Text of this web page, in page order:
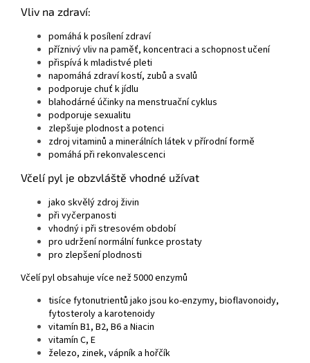
Vliv na zdraví:
pomáhá k posílení zdraví
příznivý vliv na paměť, koncentraci a schopnost učení
přispívá k mladistvé pleti
napomáhá zdraví kostí, zubů a svalů
podporuje chuť k jídlu
blahodárné účinky na menstruační cyklus
podporuje sexualitu
zlepšuje plodnost a potenci
zdroj vitaminů a minerálních látek v přírodní formě
pomáhá při rekonvalescenci
Včelí pyl je obzvláště vhodné užívat
jako skvělý zdroj živin
při vyčerpanosti
vhodný i při stresovém období
pro udržení normální funkce prostaty
pro zlepšení plodnosti
Včelí pyl obsahuje více než 5000 enzymů
tisíce fytonutrientů jako jsou ko-enzymy, bioflavonoidy,
fytosteroly a karotenoidy
vitamín B1, B2, B6 a Niacin
vitamín C, E
železo, zinek, vápník a hořčík